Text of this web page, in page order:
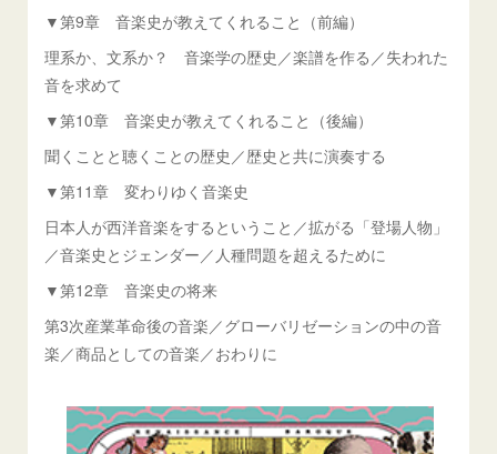
▼第9章 音楽史が教えてくれること（前編）
理系か、文系か？ 音楽学の歴史／楽譜を作る／失われた
音を求めて
▼第10章 音楽史が教えてくれること（後編）
聞くことと聴くことの歴史／歴史と共に演奏する
▼第11章 変わりゆく音楽史
日本人が西洋音楽をするということ／拡がる「登場人物」
／音楽史とジェンダー／人種問題を超えるために
▼第12章 音楽史の将来
第3次産業革命後の音楽／グローバリゼーションの中の音
楽／商品としての音楽／おわりに